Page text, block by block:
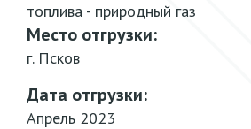
топлива - природный газ
Место отгрузки:
г. Псков
Дата отгрузки:
Апрель 2023